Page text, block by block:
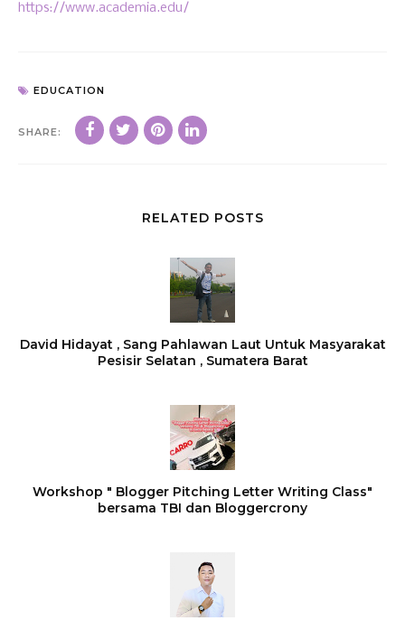
https://www.academia.edu/
EDUCATION
SHARE:
RELATED POSTS
David Hidayat , Sang Pahlawan Laut Untuk Masyarakat
Pesisir Selatan , Sumatera Barat
Workshop " Blogger Pitching Letter Writing Class"
bersama TBI dan Bloggercrony